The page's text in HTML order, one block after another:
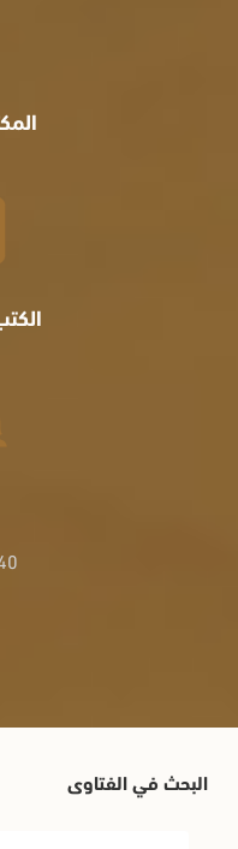
البحث في الفتاوى